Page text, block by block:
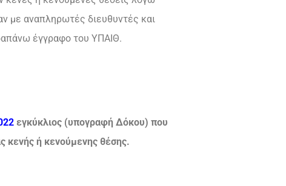
με αναπληρωτές διευθυντές και
έγγραφο του ΥΠΑΙΘ.
εγκύκλιος (υπογραφή Δόκου) που
κενής ή κενούμενης θέσης.